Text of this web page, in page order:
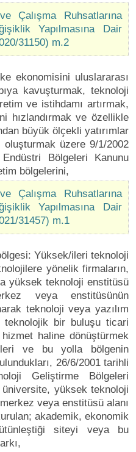
Çalışma Ruhsatlarına
Yapılmasına Dair
31150) m.2
ekonomisini uluslararası
kavuşturmak, teknoloji
ve istihdamı artırmak,
hızlandırmak ve özellikle
büyük ölçekli yatırımlar
oluşturmak üzere 9/1/2002
Bölgeleri Kanunu
bölgelerini,
Çalışma Ruhsatlarına
Yapılmasına Dair
31457) m.1
Yüksek/ileri teknoloji
yönelik firmaların,
yüksek teknoloji enstitüsü
veya enstitüsünün
teknoloji veya yazılım
teknolojik bir buluşu ticari
haline dönüştürmek
ve bu yolla bölgenin
26/6/2001 tarihli
Geliştirme Bölgeleri
üniversite, yüksek teknoloji
veya enstitüsü alanı
akademik, ekonomik
siteyi veya bu